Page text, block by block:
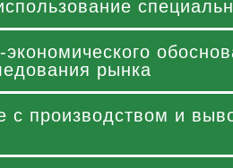
экономического
рынка
с производством и